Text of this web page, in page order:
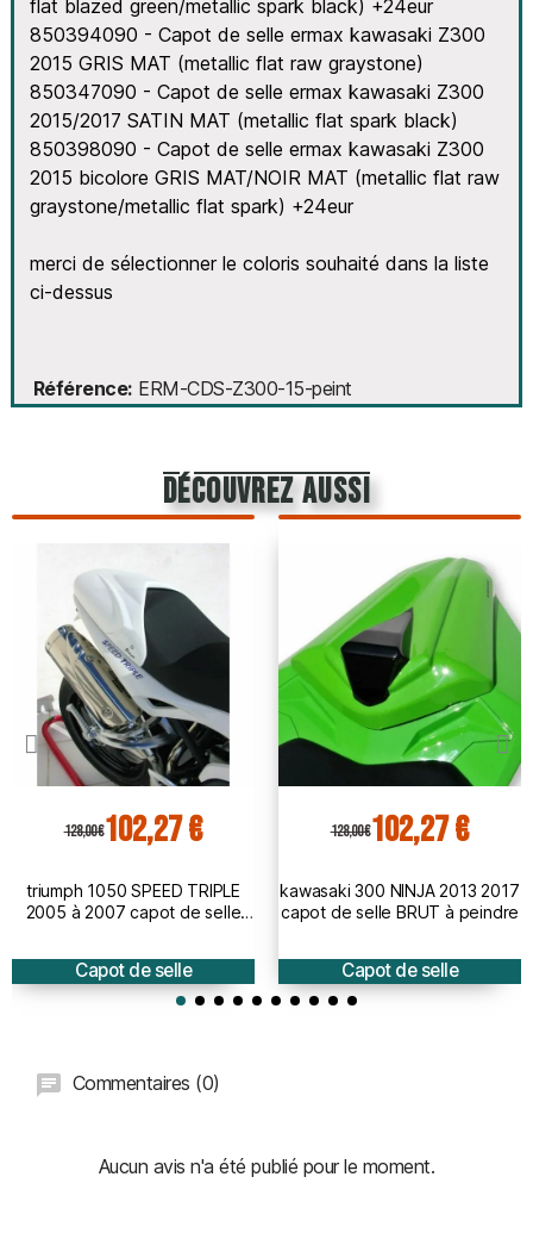
flat blazed green/metallic spark black) +24eur
850394090 - Capot de selle ermax kawasaki Z300
2015 GRIS MAT (metallic flat raw graystone)
850347090 - Capot de selle ermax kawasaki Z300
2015/2017 SATIN MAT (metallic flat spark black)
850398090 - Capot de selle ermax kawasaki Z300
2015 bicolore GRIS MAT/NOIR MAT (metallic flat raw
graystone/metallic flat spark) +24eur
merci de sélectionner le coloris souhaité dans la liste
ci-dessus
Référence ERM-CDS-Z300-15-peint
découvrez aussi
128,00 €102,27 €
triumph 1050 SPEED TRIPLE
2005 à 2007 capot de selle
Capot de selle
128,00 €102,27 €
kawasaki 300 NINJA 2013 2017
capot de selle BRUT à peindre
Capot de selle
Commentaires (0)
Aucun avis n'a été publié pour le moment.